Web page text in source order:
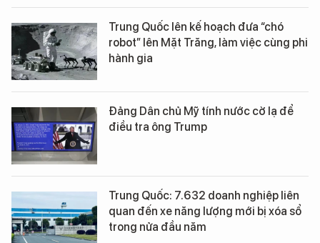
Trung Quốc lên kế hoạch đưa “chó
robot” lên Mặt Trăng, làm việc cùng phi
hành gia
Đảng Dân chủ Mỹ tính nước cờ lạ để
điều tra ông Trump
Trung Quốc: 7.632 doanh nghiệp liên
quan đến xe năng lượng mới bị xóa sổ
trong nửa đầu năm